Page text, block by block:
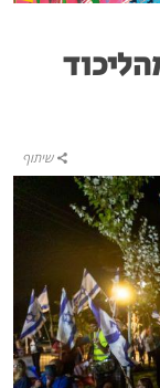
שיתוף